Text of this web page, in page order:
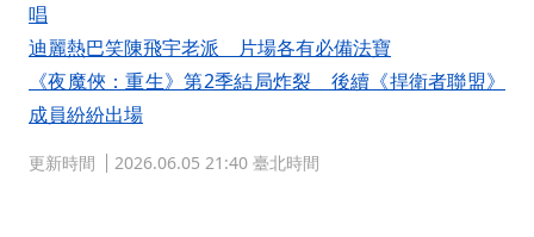
唱
迪麗熱巴笑陳飛宇老派 片場各有必備法寶
《夜魔俠：重生》第2季結局炸裂 後續《捍衛者聯盟》
成員紛紛出場
更新時間 2026.06.05 21:40 臺北時間